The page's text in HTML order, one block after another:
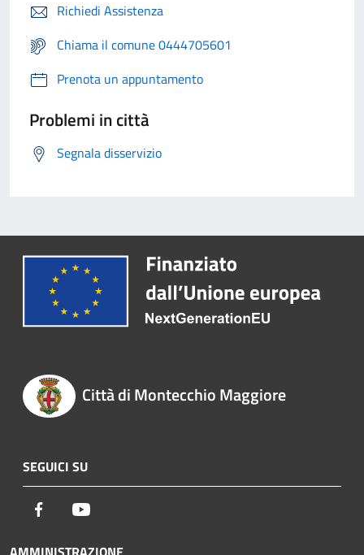
Richiedi Assistenza
Chiama il comune 0444705601
Prenota un appuntamento
Problemi in città
Segnala disservizio
Città di Montecchio Maggiore
SEGUICI SU
Facebook